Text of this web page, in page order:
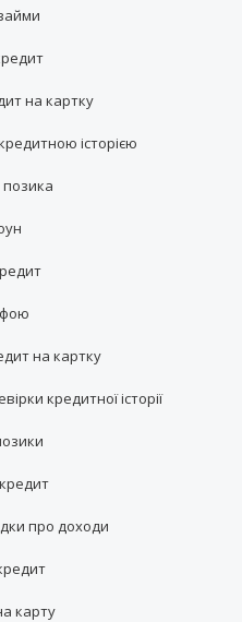
на картку
історією
на картку
кредитної історії
про доходи
карту